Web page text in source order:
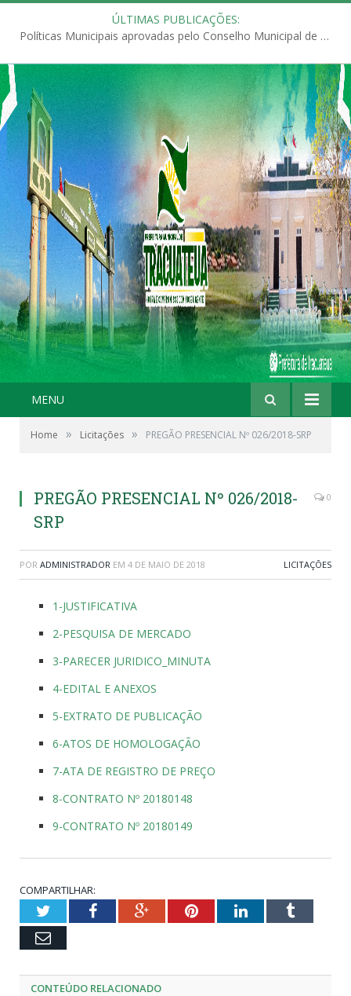
ÚLTIMAS PUBLICAÇÕES:
Políticas Municipais aprovadas pelo Conselho Municipal de Educação (CME)
MENU
Home » Licitações » PREGÃO PRESENCIAL Nº 026/2018-SRP
PREGÃO PRESENCIAL Nº 026/2018-
SRP
0
POR ADMINISTRADOR EM 4 DE MAIO DE 2018 LICITAÇÕES
1-JUSTIFICATIVA
2-PESQUISA DE MERCADO
3-PARECER JURIDICO_MINUTA
4-EDITAL E ANEXOS
5-EXTRATO DE PUBLICAÇÃO
6-ATOS DE HOMOLOGAÇÃO
7-ATA DE REGISTRO DE PREÇO
8-CONTRATO Nº 20180148
9-CONTRATO Nº 20180149
COMPARTILHAR:
TwitterFacebookGoogle+PinterestLinkedInTumblr
Email
CONTEÚDO RELACIONADO